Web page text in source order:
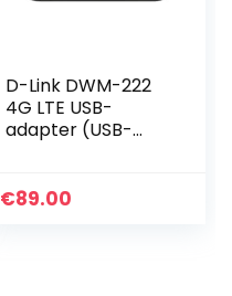
D-Link DWM-222
4G LTE USB-
adapter (USB-
150 Mbps
€89.00